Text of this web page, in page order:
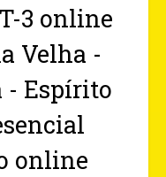
3 online
Velha -
- Espírito
online